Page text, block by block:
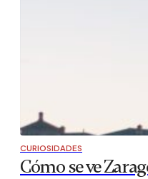
CURIOSIDADES
Cómo se ve